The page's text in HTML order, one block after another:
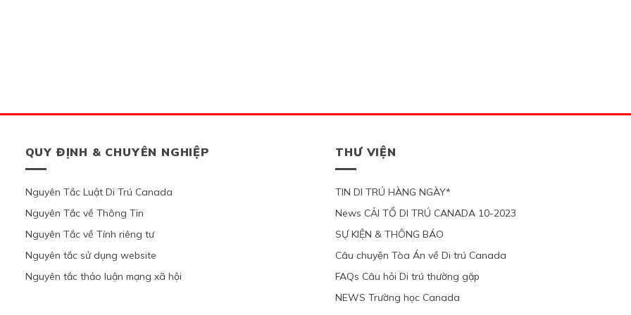
QUY ĐỊNH & CHUYÊN NGHIỆP
Nguyên Tắc Luật Di Trú Canada
Nguyên Tắc về Thông Tin
Nguyên Tắc về Tính riêng tư
Nguyên tắc sử dụng website
Nguyên tắc thảo luận mạng xã hội
THƯ VIỆN
TIN DI TRÚ HÀNG NGÀY*
News CẢI TỔ DI TRÚ CANADA 10-2023
SỰ KIỆN & THÔNG BÁO
Câu chuyện Tòa Án về Di trú Canada
FAQs Câu hỏi Di trú thường gặp
NEWS Trường học Canada